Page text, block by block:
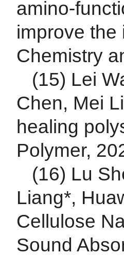
amino-
improve the
Chemistry
(15) Lei
Chen, Mei
healing
Polymer,
(16) Lu
Liang*,
Cellulose
Sound